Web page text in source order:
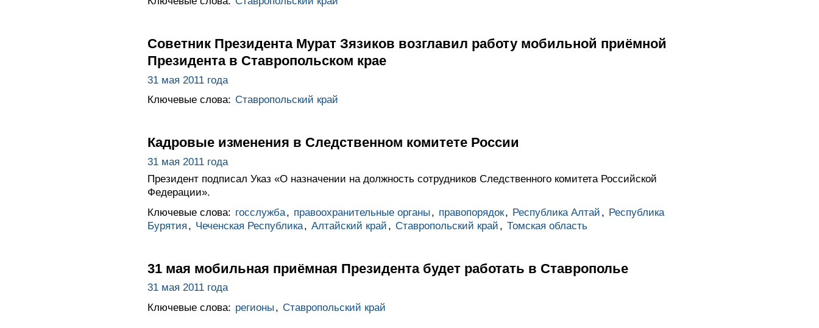
Советник Президента Мурат Зязиков возглавил работу мобильной приёмной
Президента в Ставропольском крае
31 мая 2011 года
Ключевые слова: Ставропольский край
Кадровые изменения в Следственном комитете России
31 мая 2011 года
Президент подписал Указ «О назначении на должность сотрудников Следственного комитета Российской
Федерации».
Ключевые слова: госслужба, правоохранительные органы , правопорядок, Республика Алтай , Республика
Бурятия , Чеченская Республика, Алтайский край , Ставропольский край , Томская область
31 мая мобильная приёмная Президента будет работать в Ставрополье
31 мая 2011 года
Ключевые слова: регионы , Ставропольский край